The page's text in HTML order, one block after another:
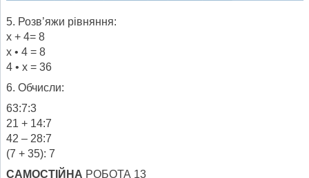
5. Розв’яжи рівняння:
х + 4= 8
х • 4 = 8
4 • х = 36
6. Обчисли:
63:7:3
21 + 14:7
42 – 28:7
(7 + 35): 7
САМОСТІЙНА РОБОТА 13